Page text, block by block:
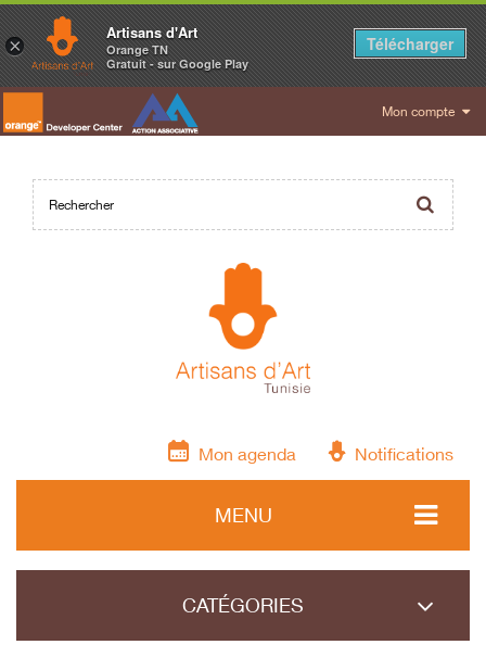
Mon compte
Mon agenda Notifications
MENU
CATÉGORIES
×
Artisans d'Art
Orange TN
Gratuit - sur Google Play
Télécharger